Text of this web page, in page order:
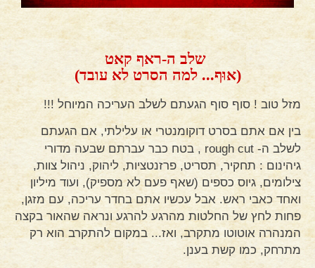
שלב ה-ראף קאט
(אוּף... למה הסרט לא עובד)
מזל טוב ! סוף סוף הגעתם לשלב העריכה המיוחל !!!
בין אם אתם בסרט דוקומנטרי או עלילתי, אם הגעתם
לשלב ה-rough cut , בטח כבר עברתם שבעה מדורי
גיהינום : תחקיר, תסריט, פרזנטציות, ליהוק, ניהול צוות,
צילומים, גיוס כספים (שאף פעם לא מספיק), ועוד מיליון
ואחד כאבי ראש. אבל עכשיו אתם בחדר עריכה, עם מזגן,
פחות לחץ של החלטות מהרגע להרגע ונראה שהאור בקצה
המנהרה אוטוטו מתקרב, ואז... במקום להתקרב הוא רק
מתרחק, כמו קשת בענן.